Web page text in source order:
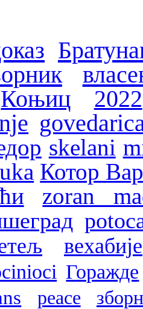
Коњиц 2022
skelani
Котор
zoran
вехабије
Горажде
peace